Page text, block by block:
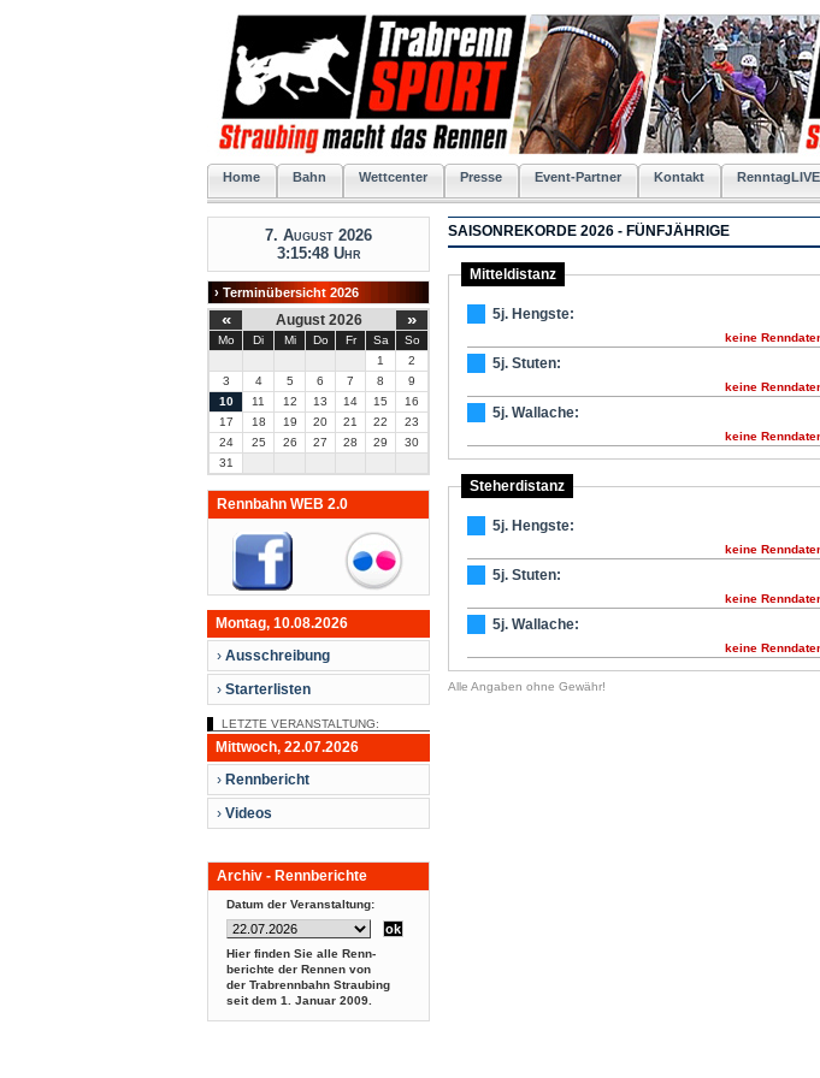
Home Bahn Wettcenter Presse Event-Partner Kontakt RenntagLIVE
7. August 2026
3:15:48 Uhr
› Terminübersicht 2026
« August 2026 »
Mo Di Mi Do Fr Sa
So
1
2
3
4 5 6 7 8
9
10
11 12 13 14 15
16
17
18 19 20 21 22
23
24
25 26 27 28 29
30
31
Rennbahn WEB 2.0
Montag, 10.08.2026
› Ausschreibung
› Starterlisten
LETZTE VERANSTALTUNG:
Mittwoch, 22.07.2026
› Rennbericht
› Videos
Archiv - Rennberichte
Datum der Veranstaltung:
Hier finden Sie alle Renn-
berichte der Rennen von
der Trabrennbahn Straubing
seit dem 1. Januar 2009.
SAISONREKORDE 2026 - FÜNFJÄHRIGE
Mitteldistanz
5j. Hengste:
keine
5j. Stuten:
keine
5j. Wallache:
keine
Steherdistanz
5j. Hengste:
keine
5j. Stuten:
keine
5j. Wallache:
keine
Alle Angaben ohne Gewähr!